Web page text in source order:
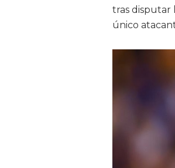
tras disputar
único